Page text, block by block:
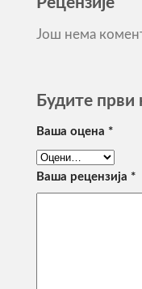
Још нема
Будите први
Ваша оцена *
Ваша рецензија *